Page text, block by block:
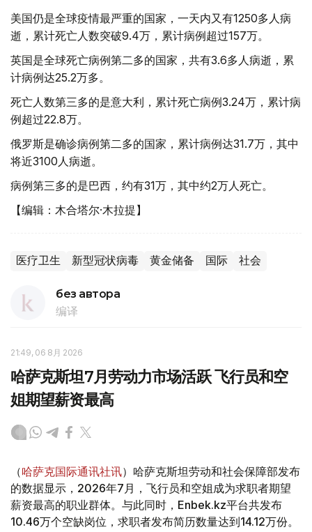
美国仍是全球疫情最严重的国家，一天内又有1250多人病
逝，累计死亡人数突破9.4万，累计病例超过157万。
英国是全球死亡病例第二多的国家，共有3.6多人病逝，累
计病例达25.2万多。
死亡人数第三多的是意大利，累计死亡病例3.24万，累计病
例超过22.8万。
俄罗斯是确诊病例第二多的国家，累计病例达31.7万，其中
将近3100人病逝。
病例第三多的是巴西，约有31万，其中约2万人死亡。
【编辑：木合塔尔·木拉提】
医疗卫生 新型冠状病毒 黄金储备 国际 社会
без автора
编译
21:49, 06 8月 2026
哈萨克斯坦7月劳动力市场活跃 飞行员和空
姐期望薪资最高
（哈萨克国际通讯社讯）哈萨克斯坦劳动和社会保障部发布
的数据显示，2026年7月，飞行员和空姐成为求职者期望
薪资最高的职业群体。与此同时，Enbek.kz平台共发布
10.46万个空缺岗位，求职者发布简历数量达到14.12万份。